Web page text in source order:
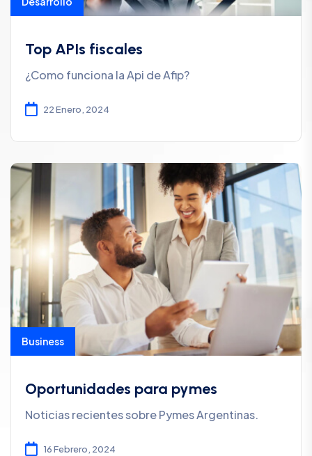
Top APIs fiscales
¿Como funciona la Api de Afip?
22 Enero, 2024
Business
Oportunidades para pymes
Noticias recientes sobre Pymes Argentinas.
16 Febrero, 2024